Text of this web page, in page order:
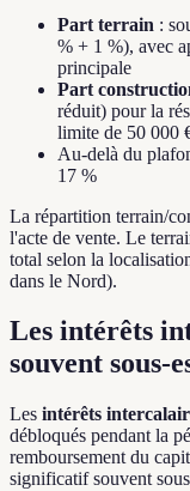
Part terrain :
% + 1 %), avec
principale
Part
réduit) pour la
limite de 50 000
Au-delà du
17 %
La répartition terrain/
l'acte de vente. Le
total selon la
dans le Nord).
Les intérêts
souvent sous-
Les intérêts
débloqués pendant la
remboursement du
significatif souvent